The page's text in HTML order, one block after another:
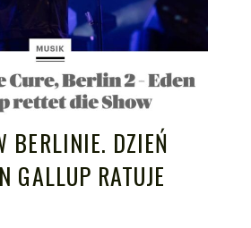
BERLINIE. DZIEŃ
GALLUP RATUJE